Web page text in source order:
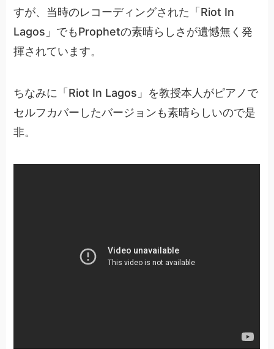
すが、当時のレコーディングされた「Riot In
Lagos」でもProphetの素晴らしさが遺憾無く発
揮されています。
ちなみに「Riot In Lagos」を教授本人がピアノで
セルフカバーしたバージョンも素晴らしいので是
非。